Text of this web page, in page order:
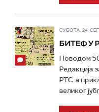
СУБОТА, 24. СЕП
БИТЕФ У
Поводом
Редакција
РТС-а
великог